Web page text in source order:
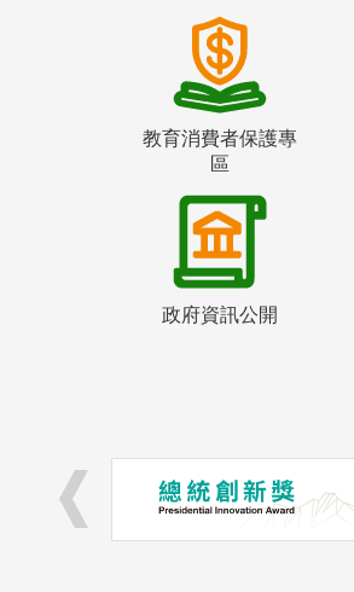
教育消費者保護專
區
政府資訊公開